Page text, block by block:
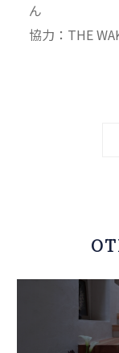
ん
協力：THE